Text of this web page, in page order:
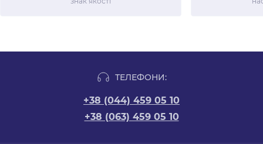
ТЕЛЕФОНИ:
+38 (044) 459 05 10
+38 (063) 459 05 10